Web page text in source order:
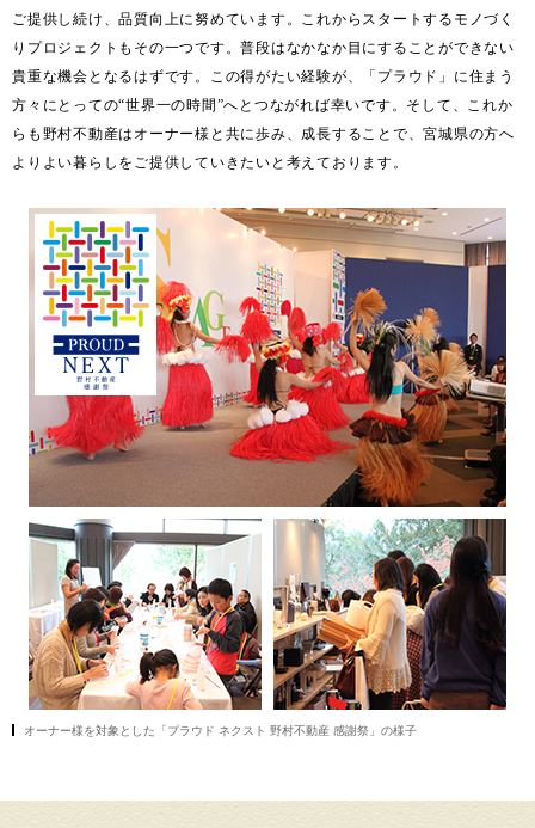
ご提供し続け、品質向上に努めています。これからスタートするモノづく
りプロジェクトもその一つです。普段はなかなか目にすることができない
貴重な機会となるはずです。この得がたい経験が、「プラウド」に住まう
方々にとっての“世界一の時間”へとつながれば幸いです。そして、これか
らも野村不動産はオーナー様と共に歩み、成長することで、宮城県の方へ
よりよい暮らしをご提供していきたいと考えております。
オーナー様を対象とした「プラウド ネクスト 野村不動産 感謝祭」の様子